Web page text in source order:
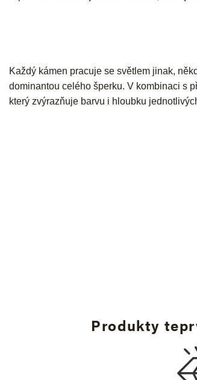
Každý kámen pracuje se světlem jinak,
dominantou celého šperku. V kombinaci s
který zvýrazňuje barvu i hloubku
Produkty